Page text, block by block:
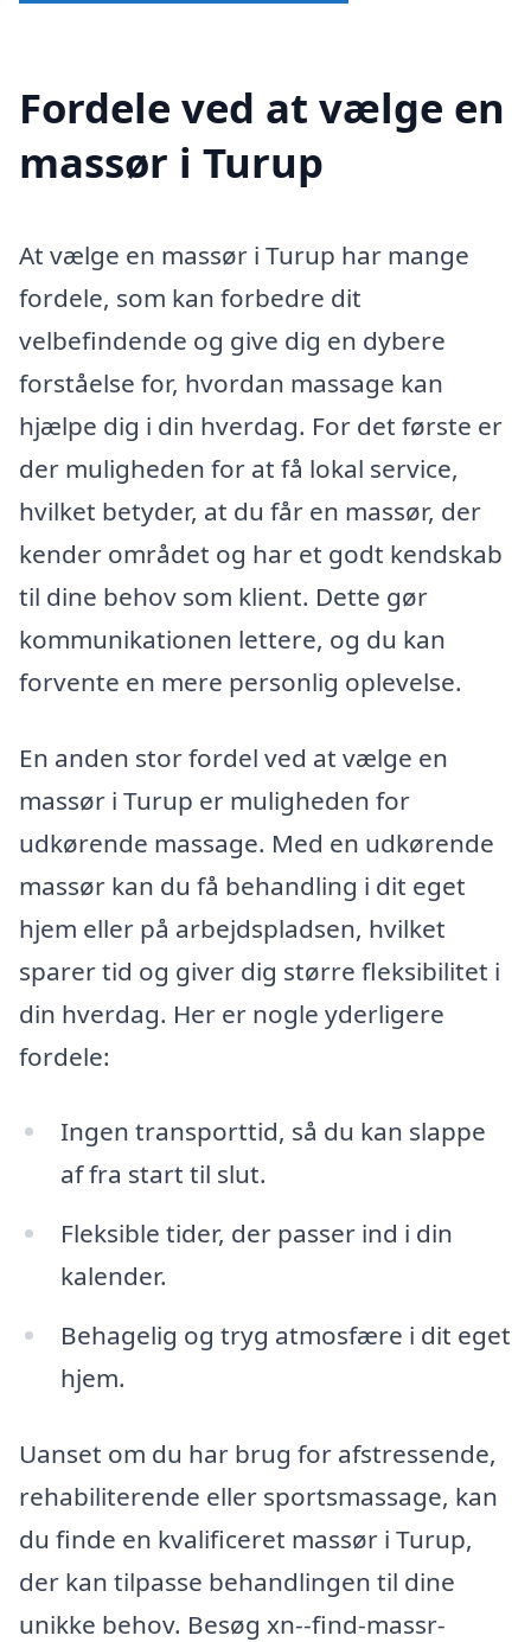
Fordele ved at vælge en
massør i Turup
At vælge en massør i Turup har mange
fordele, som kan forbedre dit
velbefindende og give dig en dybere
forståelse for, hvordan massage kan
hjælpe dig i din hverdag. For det første er
der muligheden for at få lokal service,
hvilket betyder, at du får en massør, der
kender området og har et godt kendskab
til dine behov som klient. Dette gør
kommunikationen lettere, og du kan
forvente en mere personlig oplevelse.
En anden stor fordel ved at vælge en
massør i Turup er muligheden for
udkørende massage. Med en udkørende
massør kan du få behandling i dit eget
hjem eller på arbejdspladsen, hvilket
sparer tid og giver dig større fleksibilitet i
din hverdag. Her er nogle yderligere
fordele:
Ingen transporttid, så du kan slappe
af fra start til slut.
Fleksible tider, der passer ind i din
kalender.
Behagelig og tryg atmosfære i dit eget
hjem.
Uanset om du har brug for afstressende,
rehabiliterende eller sportsmassage, kan
du finde en kvalificeret massør i Turup,
der kan tilpasse behandlingen til dine
unikke behov. Besøg xn--find-massr-